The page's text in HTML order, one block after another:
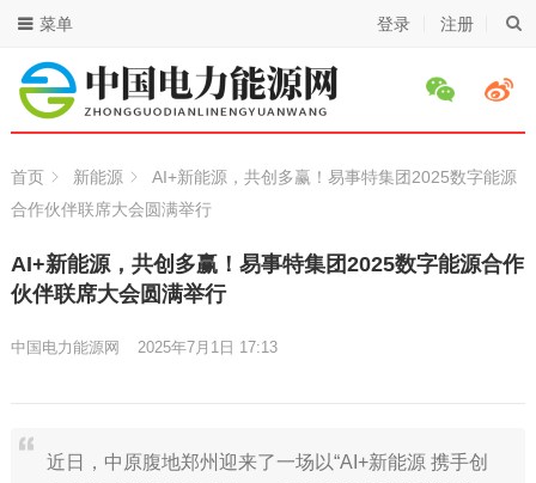
登录 注册
菜单
首页 新能源
AI+新能源，共创多赢！易事特集团2025数字能源
合作伙伴联席大会圆满举行
AI+新能源，共创多赢！易事特集团2025数字能源合作
伙伴联席大会圆满举行
中国电力能源网 2025年7月1日 17:13
近日，中原腹地郑州迎来了一场以“AI+新能源 携手创